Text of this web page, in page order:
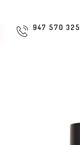
947 570 325